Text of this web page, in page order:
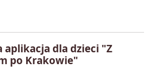
dla dzieci "Z
po Krakowie"